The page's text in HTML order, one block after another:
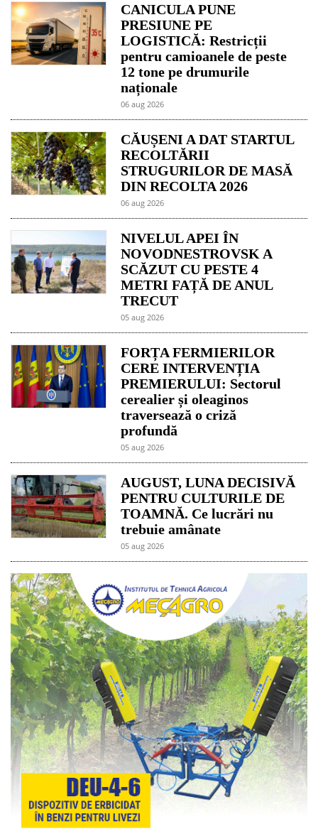
CANICULA PUNE
PRESIUNE PE
LOGISTICĂ: Restricții
pentru camioanele de peste
12 tone pe drumurile
naționale
06 aug 2026
CĂUȘENI A DAT STARTUL
RECOLTĂRII
STRUGURILOR DE MASĂ
DIN RECOLTA 2026
06 aug 2026
NIVELUL APEI ÎN
NOVODNESTROVSK A
SCĂZUT CU PESTE 4
METRI FAȚĂ DE ANUL
TRECUT
05 aug 2026
FORȚA FERMIERILOR
CERE INTERVENȚIA
PREMIERULUI: Sectorul
cerealier și oleaginos
traversează o criză
profundă
05 aug 2026
AUGUST, LUNA DECISIVĂ
PENTRU CULTURILE DE
TOAMNĂ. Ce lucrări nu
trebuie amânate
05 aug 2026